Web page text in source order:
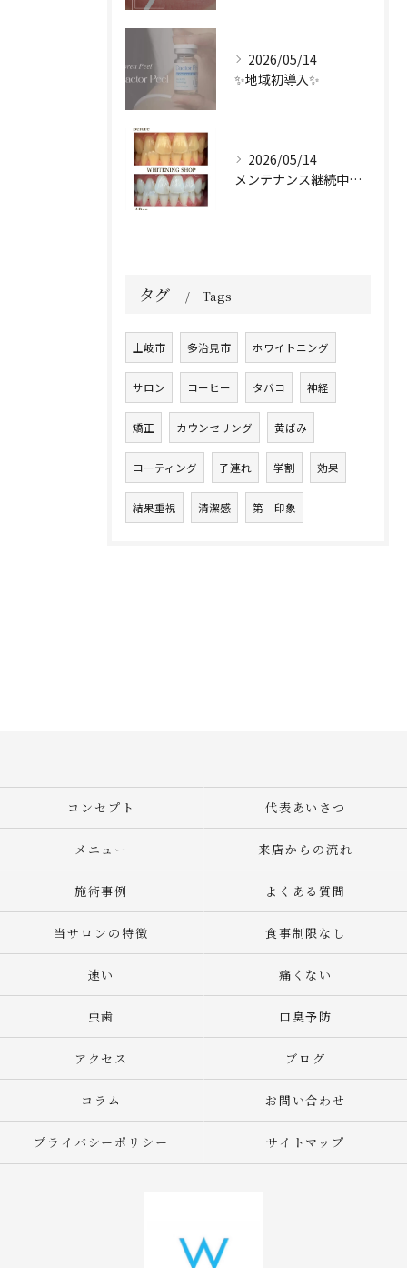
2026/05/14
✨地域初導入✨
2026/05/14
メンテナンス継続中のお客様🤍
タグ Tags
土岐市 多治見市 ホワイトニング
サロン コーヒー タバコ 神経
矯正 カウンセリング 黄ばみ
コーティング 子連れ 学割 効果
結果重視 清潔感 第一印象
コンセプト 代表あいさつ
メニュー 来店からの流れ
施術事例 よくある質問
当サロンの特徴 食事制限なし
速い 痛くない
虫歯 口臭予防
アクセス ブログ
コラム お問い合わせ
プライバシーポリシー サイトマップ